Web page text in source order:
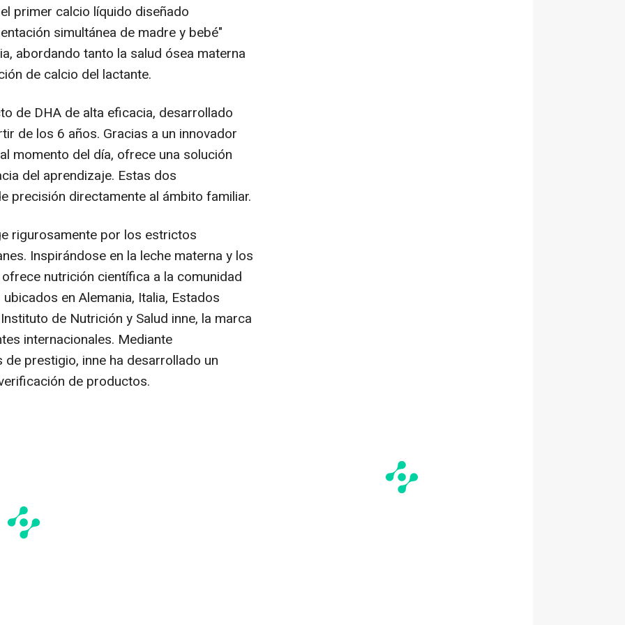
primer calcio líquido diseñado
simultánea de madre y bebé"
abordando tanto la salud ósea materna
de calcio del lactante.
de DHA de alta eficacia, desarrollado
de los 6 años. Gracias a un innovador
momento del día, ofrece una solución
del aprendizaje. Estas dos
precisión directamente al ámbito familiar.
rigurosamente por los estrictos
Inspirándose en la leche materna y los
nutrición científica a la comunidad
en Alemania, Italia, Estados
de Nutrición y Salud inne, la marca
internacionales. Mediante
prestigio, inne ha desarrollado un
de productos.